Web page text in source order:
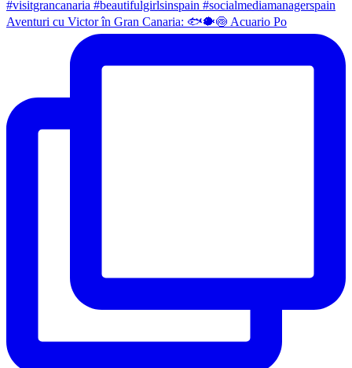
Aventuri cu Victor în Gran Canaria: 🐟🐡🍥 Acuario Po